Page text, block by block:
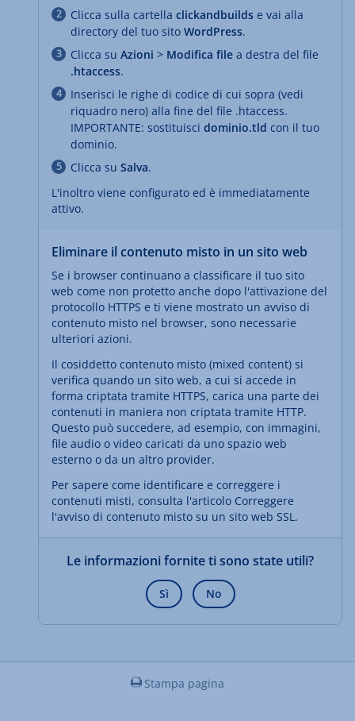
Clicca sulla cartella clickandbuilds e vai alla
directory del tuo sito WordPress.
Clicca su Azioni > Modifica file a destra del file
.htaccess.
Inserisci le righe di codice di cui sopra (vedi
riquadro nero) alla fine del file .htaccess.
IMPORTANTE: sostituisci dominio.tld con il tuo
dominio.
Clicca su Salva.
L'inoltro viene configurato ed è immediatamente
attivo.
Eliminare il contenuto misto in un sito web
Se i browser continuano a classificare il tuo sito
web come non protetto anche dopo l'attivazione del
protocollo HTTPS e ti viene mostrato un avviso di
contenuto misto nel browser, sono necessarie
ulteriori azioni.
Il cosiddetto contenuto misto (mixed content) si
verifica quando un sito web, a cui si accede in
forma criptata tramite HTTPS, carica una parte dei
contenuti in maniera non criptata tramite HTTP.
Questo può succedere, ad esempio, con immagini,
file audio o video caricati da uno spazio web
esterno o da un altro provider.
Per sapere come identificare e correggere i
contenuti misti, consulta l'articolo Correggere
l'avviso di contenuto misto su un sito web SSL.
Le informazioni fornite ti sono state utili?
Sì No
Stampa pagina